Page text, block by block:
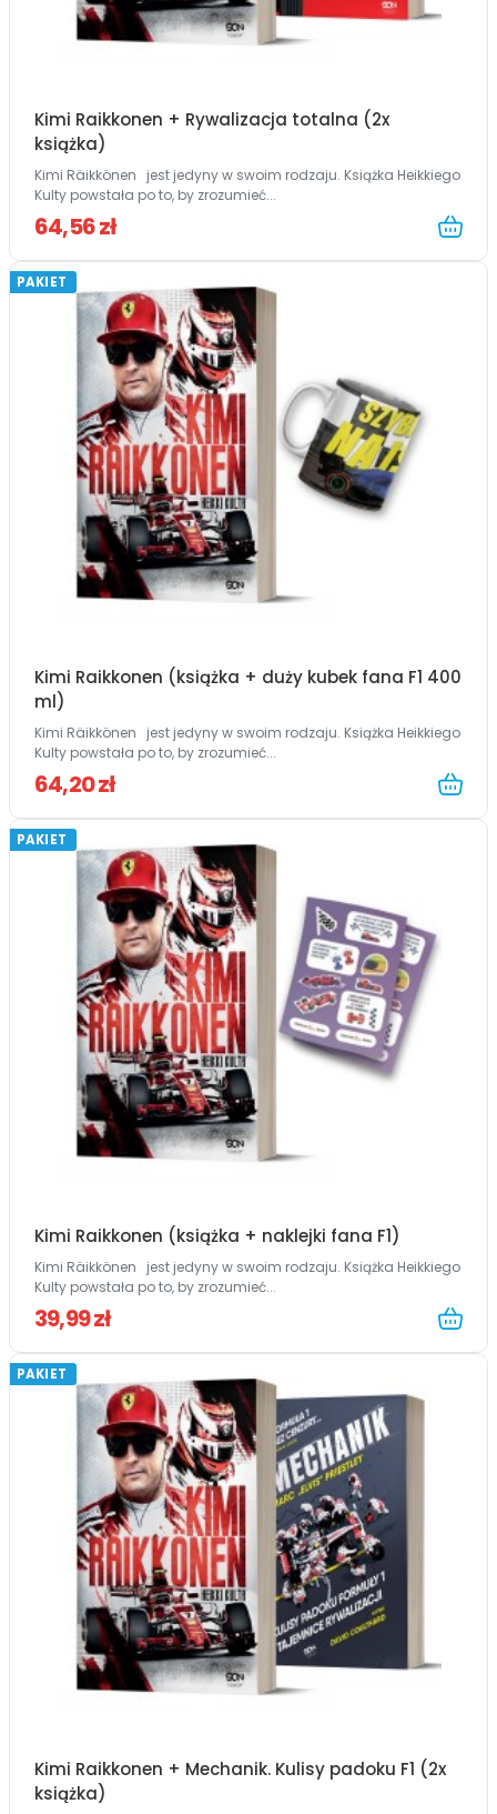
Kimi Raikkonen + Rywalizacja totalna (2x
książka)
Kimi Räikkönen jest jedyny w swoim rodzaju. Książka Heikkiego
Kulty powstała po to, by zrozumieć...
64,56 zł
PAKIET
Kimi Raikkonen (książka + duży kubek fana F1 400
ml)
Kimi Räikkönen jest jedyny w swoim rodzaju. Książka Heikkiego
Kulty powstała po to, by zrozumieć...
64,20 zł
PAKIET
Kimi Raikkonen (książka + naklejki fana F1)
Kimi Räikkönen jest jedyny w swoim rodzaju. Książka Heikkiego
Kulty powstała po to, by zrozumieć...
39,99 zł
PAKIET
Kimi Raikkonen + Mechanik. Kulisy padoku F1 (2x
książka)